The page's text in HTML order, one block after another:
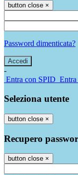
button close ×
Password dimenticata?
-
Entra con SPID
Seleziona utente
button close ×
Recupero
button close ×